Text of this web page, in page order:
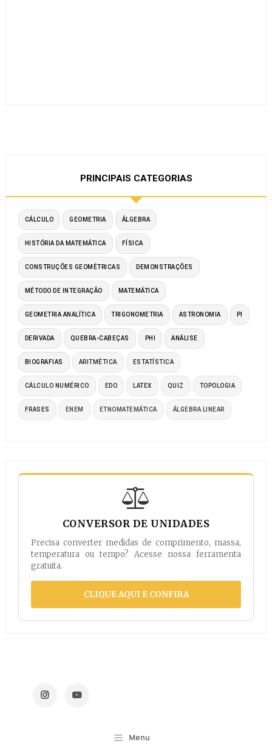
PRINCIPAIS CATEGORIAS
CÁLCULO GEOMETRIA ÁLGEBRA
HISTÓRIA DA MATEMÁTICA FÍSICA
CONSTRUÇÕES GEOMÉTRICAS DEMONSTRAÇÕES
MÉTODO DE INTEGRAÇÃO MATEMÁTICA
GEOMETRIA ANALÍTICA TRIGONOMETRIA ASTRONOMIA PI
DERIVADA QUEBRA-CABEÇAS PHI ANÁLISE
BIOGRAFIAS ARITMÉTICA ESTATÍSTICA
CÁLCULO NUMÉRICO EDO LATEX QUIZ TOPOLOGIA
FRASES ENEM ETNOMATEMÁTICA ÁLGEBRA LINEAR
CONVERSOR DE UNIDADES
Precisa converter medidas de comprimento, massa,
temperatura ou tempo? Acesse nossa ferramenta
gratuita.
CLIQUE AQUI E CONFIRA